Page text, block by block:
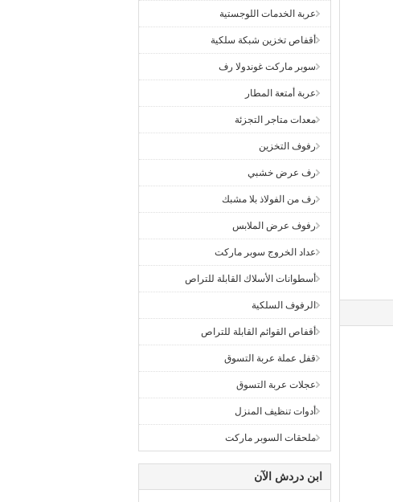
عربة الخدمات اللوجستية
أقفاص تخزين شبكة سلكية
سوبر ماركت غوندولا رف
عربة أمتعة المطار
معدات متاجر التجزئة
رفوف التخزين
رف عرض خشبي
رف من الفولاذ بلا مشبك
رفوف عرض الملابس
عداد الخروج سوبر ماركت
أسطوانات الأسلاك القابلة للتراص
الرفوف السلكية
أقفاص القوائم القابلة للتراص
قفل عملة عربة التسوق
عجلات عربة التسوق
أدوات تنظيف المنزل
ملحقات السوبر ماركت
ابن دردش الآن